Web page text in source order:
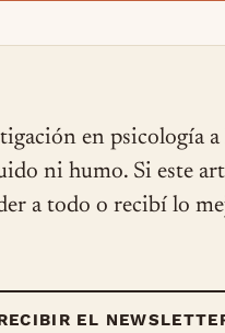
en psicología
ni humo. Si este
a todo o recibí lo
EL